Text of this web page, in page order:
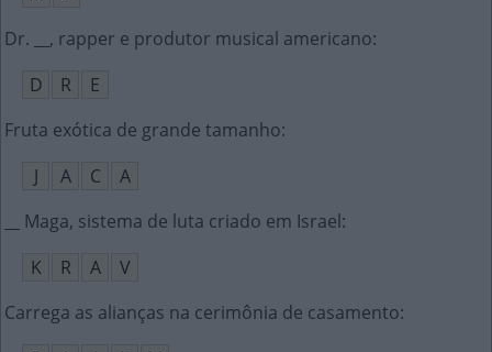
Dr. __, rapper e produtor musical americano:
D
R
E
Fruta exótica de grande tamanho:
J
A C
A
__ Maga, sistema de luta criado em Israel:
K
R A
V
Carrega as alianças na cerimônia de casamento: